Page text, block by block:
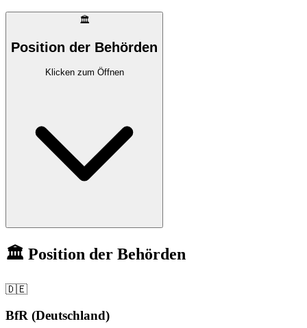
🏛️
Position der Behörden
Klicken zum Öffnen
🏛️ Position der Behörden
🇩🇪
BfR (Deutschland)